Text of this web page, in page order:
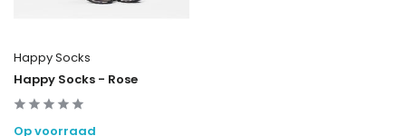
Happy Socks
Happy Socks - Rose
Op voorraad